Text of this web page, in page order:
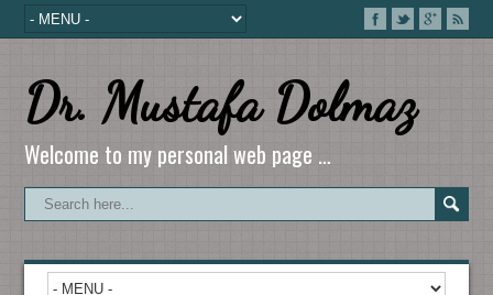
Dr. Mustafa Dolmaz
Welcome to my personal web page …